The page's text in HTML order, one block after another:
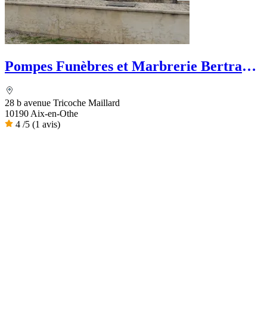
Pompes Funèbres et Marbrerie Bertrand
28 b avenue Tricoche Maillard
10190 Aix-en-Othe
4 /5 (1 avis)